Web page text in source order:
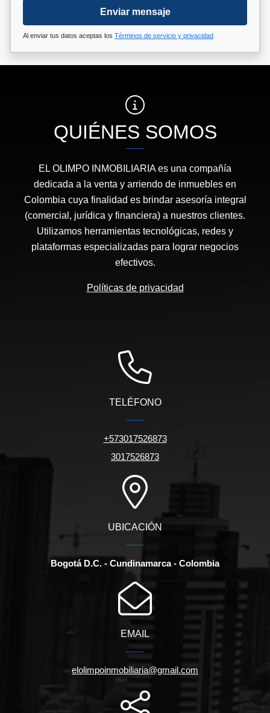
Enviar mensaje
Al enviar tus datos aceptas los Términos de servicio y privacidad
QUIÉNES SOMOS
EL OLIMPO INMOBILIARIA es una compañía
dedicada a la venta y arriendo de inmuebles en
Colombia cuya finalidad es brindar asesoría integral
(comercial, jurídica y financiera) a nuestros clientes.
Utilizamos herramientas tecnológicas, redes y
plataformas especializadas para lograr negocios
efectivos.
Políticas de privacidad
TELÉFONO
+573017526873
3017526873
UBICACIÓN
Bogotá D.C. - Cundinamarca - Colombia
EMAIL
elolimpoinmobiliaria@gmail.com